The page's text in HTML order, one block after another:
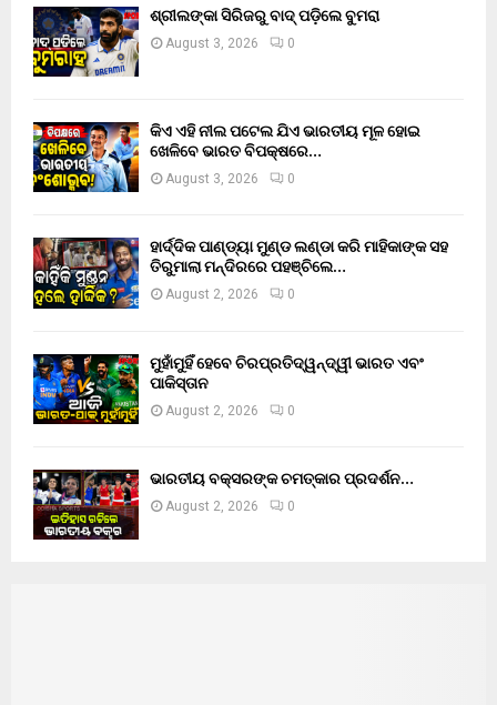
ଶ୍ରୀଲଙ୍କା ସିରିଜରୁ ବାଦ୍ ପଡ଼ିଲେ ବୁମରା
August 3, 2026 0
କିଏ ଏହି ନୀଲ ପଟେଲ ଯିଏ ଭାରତୀୟ ମୂଳ ହୋଇ
ଖେଳିବେ ଭାରତ ବିପକ୍ଷରେ…
August 3, 2026 0
ହାର୍ଦ୍ଦିକ ପାଣ୍ଡ୍ୟା ମୁଣ୍ଡ ଲଣ୍ଡା କରି ମାହିକାଙ୍କ ସହ
ତିରୁମାଲା ମନ୍ଦିରରେ ପହଞ୍ଚିଲେ…
August 2, 2026 0
ମୁହାଁମୁହିଁ ହେବେ ଚିରପ୍ରତିଦ୍ୱନ୍ଦ୍ୱୀ ଭାରତ ଏବଂ
ପାକିସ୍ତାନ
August 2, 2026 0
ଭାରତୀୟ ବକ୍ସରଙ୍କ ଚମତ୍କାର ପ୍ରଦର୍ଶନ…
August 2, 2026 0